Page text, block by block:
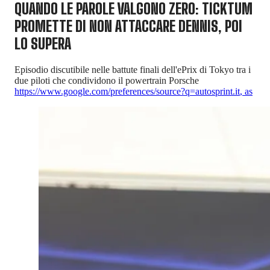
QUANDO LE PAROLE VALGONO ZERO: TICKTUM
PROMETTE DI NON ATTACCARE DENNIS, POI
LO SUPERA
Episodio discutibile nelle battute finali dell'ePrix di Tokyo tra i
due piloti che condividono il powertrain Porsche
https://www.google.com/preferences/source?q=autosprint.it, as